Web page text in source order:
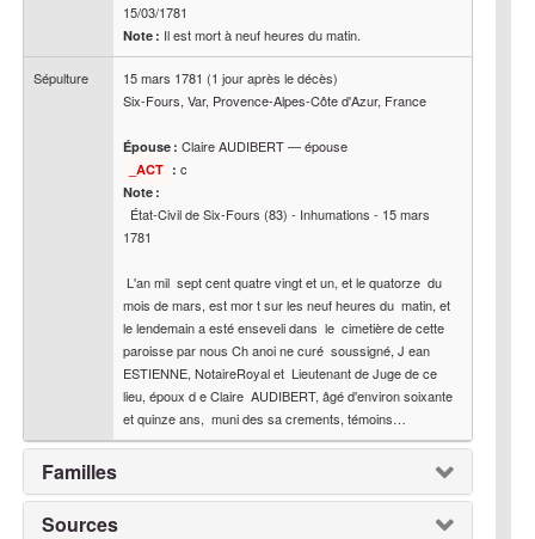
15/03/1781
Note : Il est mort à neuf heures du matin.
Sépulture 15 mars 1781 (1 jour après le décès)
Six-Fours, Var, Provence-Alpes-Côte d'Azur, France
Épouse : ClaireAUDIBERT—épouse
_ACT : c
Note :
1781
L'an mil  sept cent quatre vingt et un, et le quatorze  du
mois de mars, est mor t sur les neuf heures du  matin, et
le lendemain a esté enseveli dans  le  cimetière de cette
paroisse par nous Ch anoi ne curé  soussigné, J ean
ESTIENNE, NotaireRoyal et  Lieutenant de Juge de ce
lieu, époux d e Claire  AUDIBERT, âgé d'environ soixante
et quinze ans,  muni des sa crements, témoins…
Familles
Sources